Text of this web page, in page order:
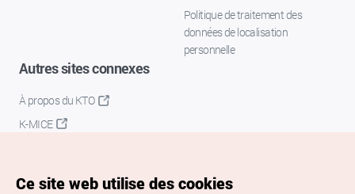
Politique de traitement des
données de localisation
personnelle
Autres sites connexes
À propos du KTO
K-MICE
Ce site web utilise des cookies